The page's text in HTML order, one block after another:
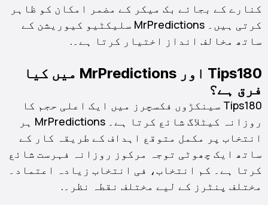
کنارے کے بجائے بک میکر کے مضمر امکان کو ظاہر
کرتی ہیں۔ MrPredictions سلیکٹیو کیوریشن کے
ساتھ مخالف انداز اختیار کرتا ہے۔.
Tips180 اور MrPredictions میں کیا
فرق ہے؟
Tips180 سینکڑوں فکسچرز میں ایک اعلی حجم کا
روزانہ کیٹلاگ شائع کرتا ہے۔ MrPredictions ہر
انتخاب پر مکمل متوقع اہداف کے طریقہ کار کے
ساتھ ایک چھوٹی توجہ مرکوز روزانہ فہرست شائع
کرتا ہے۔ کم انتخاب، فی انتخاب زیادہ اعتماد۔
مختلف پنٹرز کے لیے مختلف نقطہ نظر۔.